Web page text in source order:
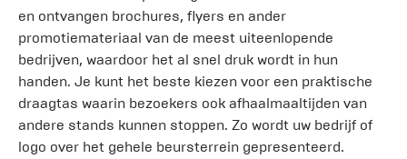
en ontvangen brochures, flyers en ander
promotiemateriaal van de meest uiteenlopende
bedrijven, waardoor het al snel druk wordt in hun
handen. Je kunt het beste kiezen voor een praktische
draagtas waarin bezoekers ook afhaalmaaltijden van
andere stands kunnen stoppen. Zo wordt uw bedrijf of
logo over het gehele beursterrein gepresenteerd.